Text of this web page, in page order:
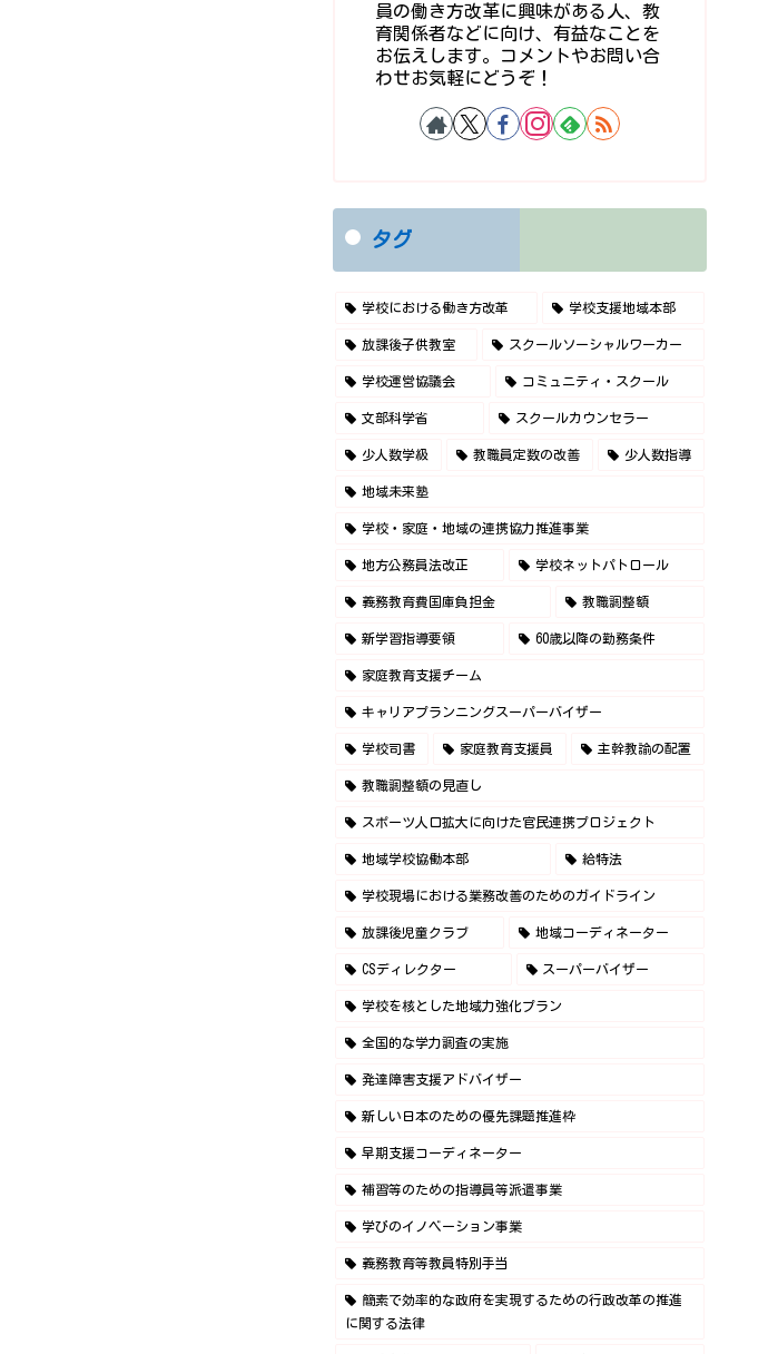
員の働き方改革に興味がある人、教
育関係者などに向け、有益なことを
お伝えします。コメントやお問い合
わせお気軽にどうぞ！
タグ
学校における働き方改革 学校支援地域本部
放課後子供教室 スクールソーシャルワーカー
学校運営協議会 コミュニティ・スクール
文部科学省 スクールカウンセラー
少人数学級 教職員定数の改善 少人数指導
地域未来塾
学校・家庭・地域の連携協力推進事業
地方公務員法改正 学校ネットパトロール
義務教育費国庫負担金 教職調整額
新学習指導要領 60歳以降の勤務条件
家庭教育支援チーム
キャリアプランニングスーパーバイザー
学校司書 家庭教育支援員 主幹教諭の配置
教職調整額の見直し
スポーツ人口拡大に向けた官民連携プロジェクト
地域学校協働本部 給特法
学校現場における業務改善のためのガイドライン
放課後児童クラブ 地域コーディネーター
CSディレクター スーパーバイザー
学校を核とした地域力強化プラン
全国的な学力調査の実施
発達障害支援アドバイザー
新しい日本のための優先課題推進枠
早期支援コーディネーター
補習等のための指導員等派遣事業
学びのイノベーション事業
義務教育等教員特別手当
簡素で効率的な政府を実現するための行政改革の推進
に関する法律